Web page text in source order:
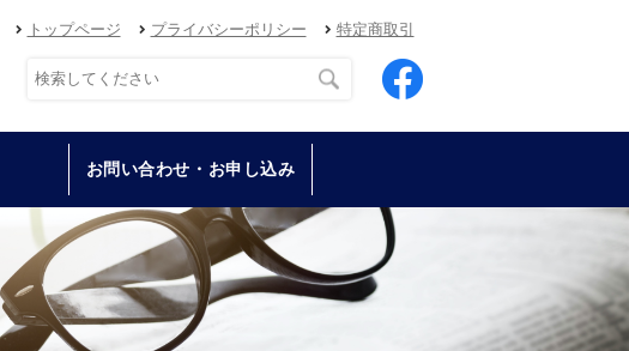
トップページ プライバシーポリシー 特定商取引
お問い合わせ・お申し込み